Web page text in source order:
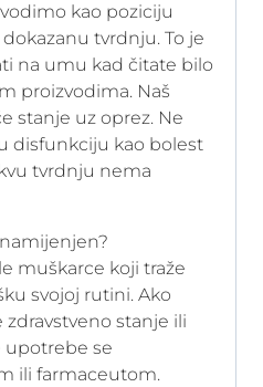
kao poziciju
tvrdnju. To je
na umu kad čitate bilo
proizvodima. Naš
stanje uz oprez. Ne
disfunkciju kao bolest
tvrdnju nema
muškarce koji traže
svojoj rutini. Ako
stanje ili
upotrebe se
ili farmaceutom.